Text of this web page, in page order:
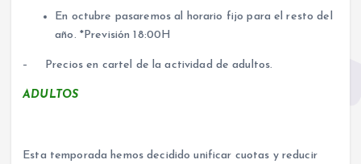
En octubre pasaremos al horario fijo para el resto del
año. *Previsión 18:00H
– Precios en cartel de la actividad de adultos.
ADULTOS
Esta temporada hemos decidido unificar cuotas y reducir